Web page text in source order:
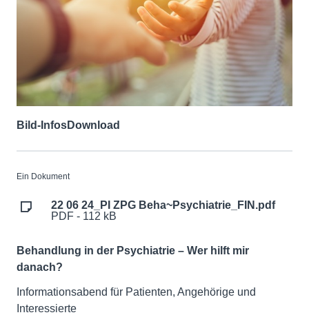
Bild-InfosDownload
Ein Dokument
22 06 24_PI ZPG Beha~Psychiatrie_FIN.pdf
PDF - 112 kB
Behandlung in der Psychiatrie – Wer hilft mir
danach?
Informationsabend für Patienten, Angehörige und
Interessierte